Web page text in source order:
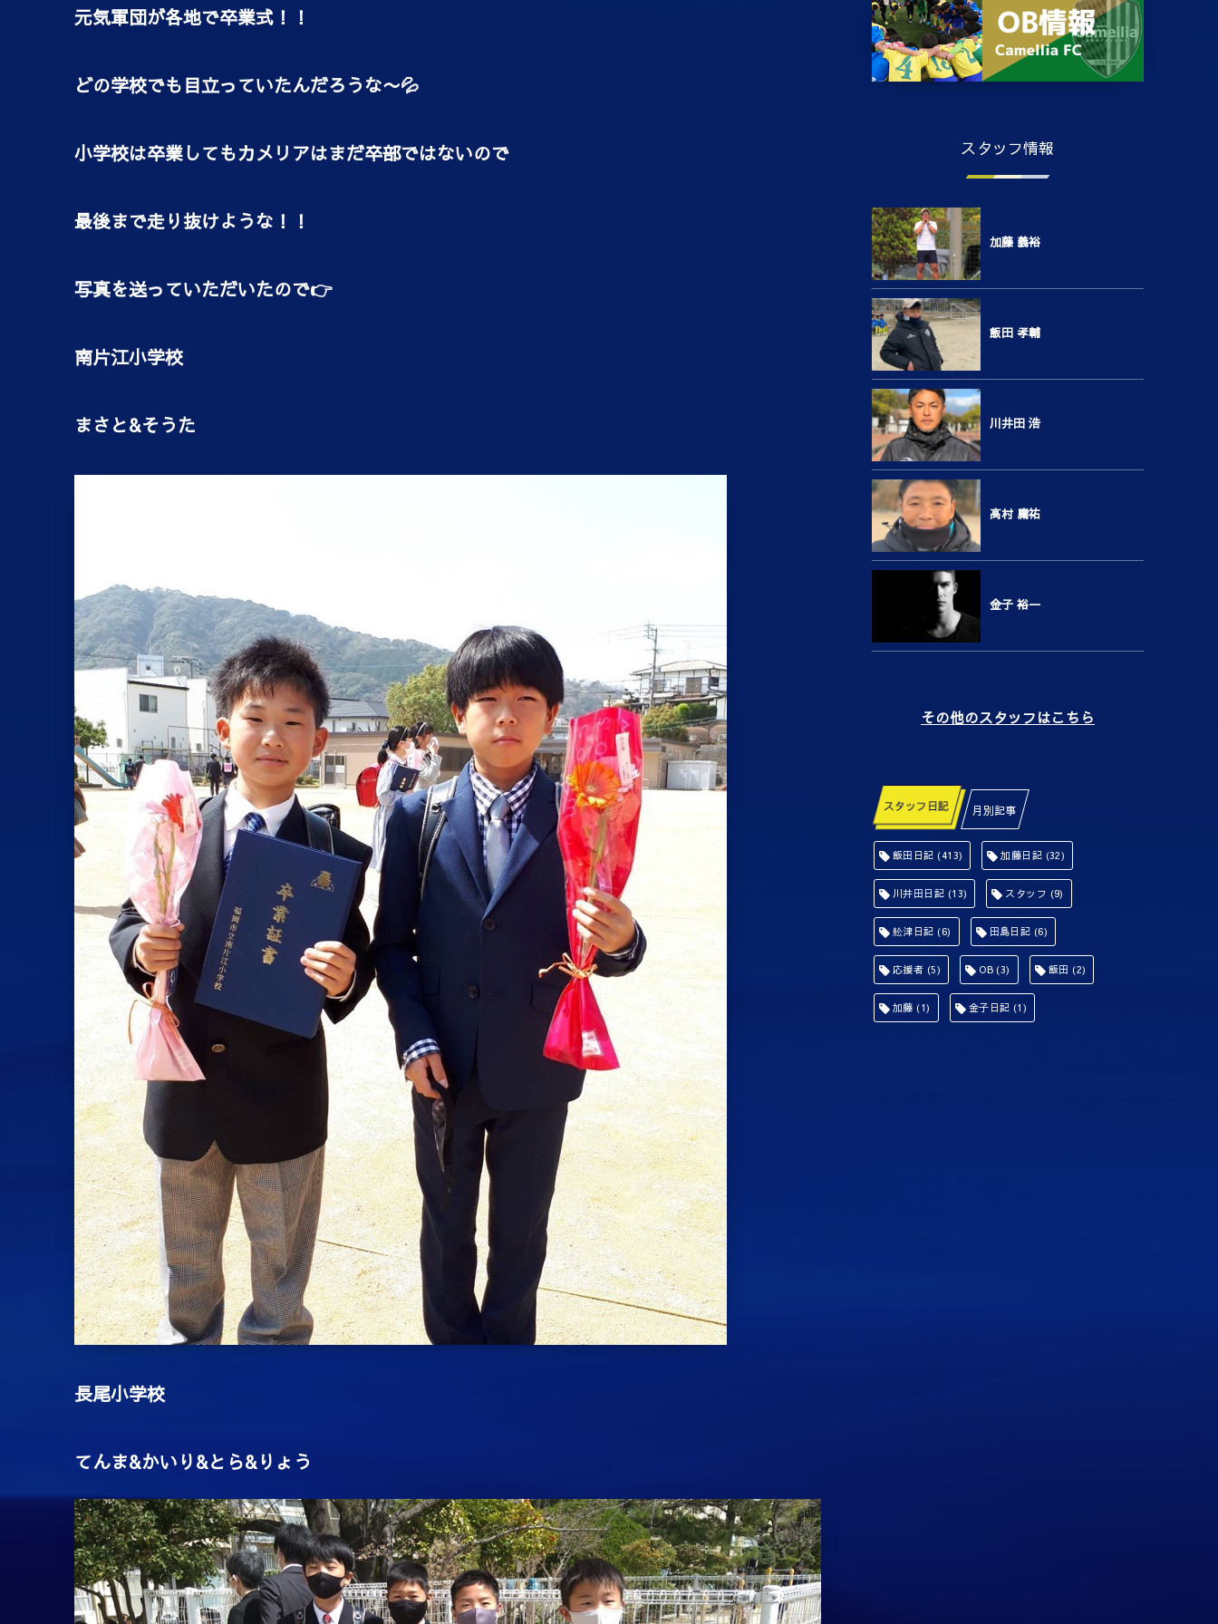
元気軍団が各地で卒業式！！
どの学校でも目立っていたんだろうな〜💦
小学校は卒業してもカメリアはまだ卒部ではないので
最後まで走り抜けような！！
写真を送っていただいたので👉
南片江小学校
まさと&そうた
長尾小学校
てんま&かいり&とら&りょう
スタッフ情報
加藤 義裕
飯田 孝輔
川井田 浩
高村 庸祐
金子 裕一
その他のスタッフはこちら
スタッフ日記 月別記事
飯田日記 (413) 加藤日記 (32)
川井田日記 (13) スタッフ (9)
舩津日記 (6) 田島日記 (6)
応援者 (5) OB(3) 飯田 (2)
加藤 (1) 金子日記 (1)